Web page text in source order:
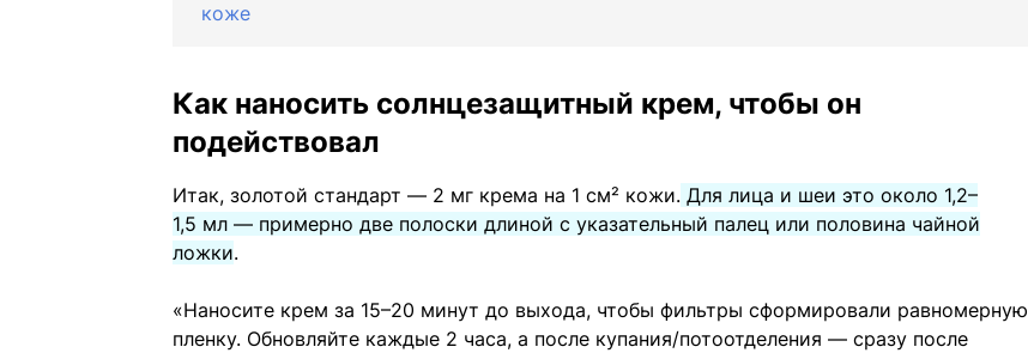
коже
Как наносить солнцезащитный крем, чтобы он
подействовал
Итак, золотой стандарт — 2 мг крема на 1 см² кожи. Для лица и шеи это около 1,2–
1,5 мл — примерно две полоски длиной с указательный палец или половина чайной
ложки.
«Наносите крем за 15–20 минут до выхода, чтобы фильтры сформировали равномерную
пленку. Обновляйте каждые 2 часа, а после купания/потоотделения — сразу после